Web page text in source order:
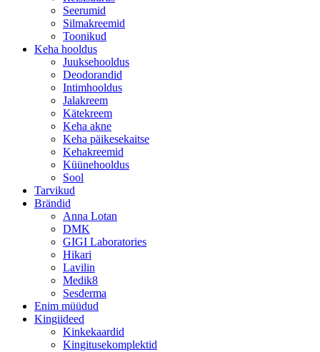
Seerumid
Silmakreemid
Toonikud
Keha hooldus
Juuksehooldus
Deodorandid
Intimhooldus
Jalakreem
Kätekreem
Keha akne
Keha päikesekaitse
Kehakreemid
Küünehooldus
Sool
Tarvikud
Brändid
Anna Lotan
DMK
GIGI Laboratories
Hikari
Lavilin
Medik8
Sesderma
Enim müüdud
Kingiideed
Kinkekaardid
Kingitusekomplektid